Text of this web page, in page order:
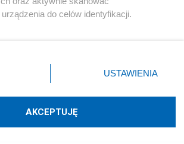
dostarcza:W3media.pl
do celów identyfikacji.
klikając przycisk ustawień prywatności
lewym dolnym rogu strony
danych nie wymagają zgody
masz prawo sprzeciwić się takiemu
USTAWIENIA
AKCEPTUJĘ